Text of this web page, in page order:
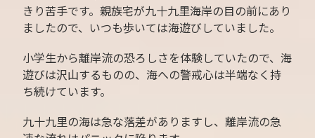
きり苦手です。親族宅が九十九里海岸の目の前にあり
ましたので、いつも歩いては海遊びしていました。
小学生から離岸流の恐ろしさを体験していたので、海
遊びは沢山するものの、海への警戒心は半端なく持
ち続けています。
九十九里の海は急な落差がありますし、離岸流の急